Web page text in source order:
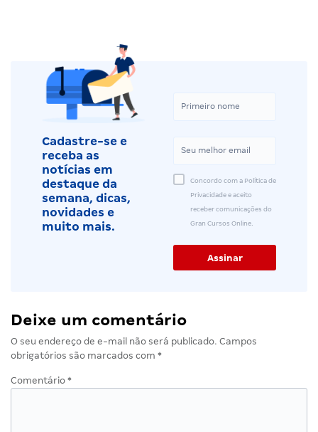
Cadastre-se e
receba as
notícias em
destaque da
semana, dicas,
novidades e
muito mais.
Concordo com a Política de
Privacidade e aceito
receber comunicações do
Gran Cursos Online.
Deixe um comentário
O seu endereço de e-mail não será publicado. Campos
obrigatórios são marcados com *
Comentário *